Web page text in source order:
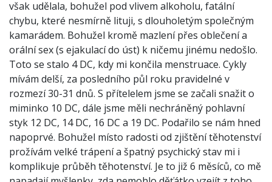
však udělala, bohužel pod vlivem alkoholu, fatální
chybu, které nesmírně lituji, s dlouholetým společným
kamarádem. Bohužel kromě mazlení přes oblečení a
orální sex (s ejakulací do úst) k ničemu jinému nedošlo.
Toto se stalo 4 DC, kdy mi končila menstruace. Cykly
mívám delší, za posledního půl roku pravidelné v
rozmezí 30-31 dnů. S přítelelem jsme se začali snažit o
miminko 10 DC, dále jsme měli nechráněný pohlavní
styk 12 DC, 14 DC, 16 DC a 19 DC. Podařilo se nám hned
napoprvé. Bohužel místo radosti od zjištění těhotenství
prožívám velké trápení a špatný psychický stav mi i
komplikuje průběh těhotenství. Je to již 6 měsíců, co mě